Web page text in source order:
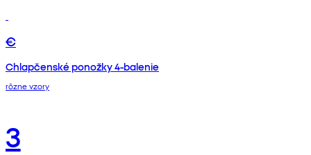
€
Chlapčenské ponožky 4-balenie
rôzne vzory
3